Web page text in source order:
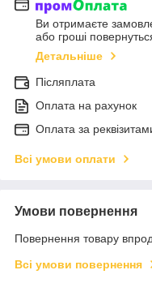
Ви отримаєте
або гроші
Детальніше
Післяплата
Оплата на рахунок
Оплата за
Всі умови оплати
Умови повернення
Повернення товару
Всі умови повернення